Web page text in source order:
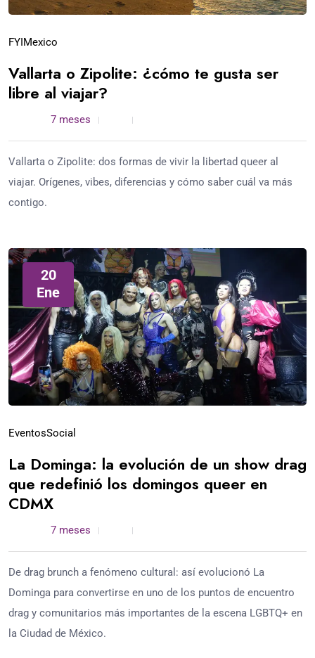
FYIMexico
Vallarta o Zipolite: ¿cómo te gusta ser
libre al viajar?
7 meses
Vallarta o Zipolite: dos formas de vivir la libertad queer al
viajar. Orígenes, vibes, diferencias y cómo saber cuál va más
contigo.
20
Ene
EventosSocial
La Dominga: la evolución de un show drag
que redefinió los domingos queer en
CDMX
7 meses
De drag brunch a fenómeno cultural: así evolucionó La
Dominga para convertirse en uno de los puntos de encuentro
drag y comunitarios más importantes de la escena LGBTQ+ en
la Ciudad de México.